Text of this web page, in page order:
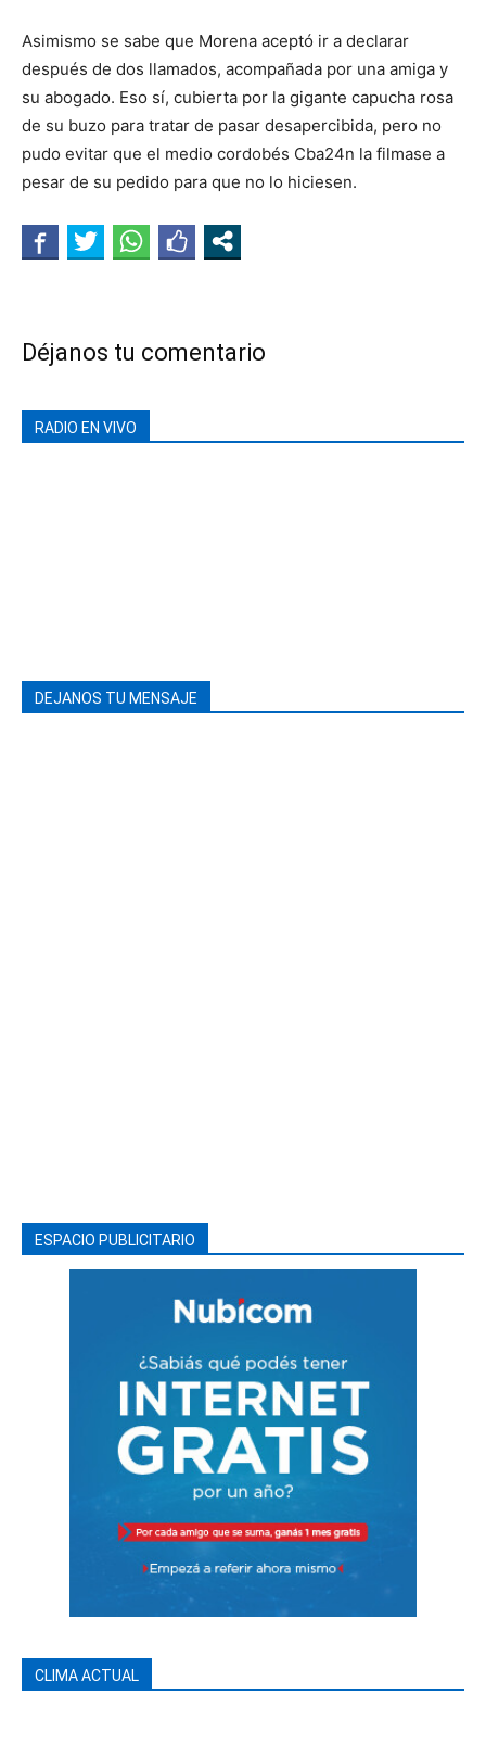
Asimismo se sabe que Morena aceptó ir a declarar
después de dos llamados, acompañada por una amiga y
su abogado. Eso sí, cubierta por la gigante capucha rosa
de su buzo para tratar de pasar desapercibida, pero no
pudo evitar que el medio cordobés Cba24n la filmase a
pesar de su pedido para que no lo hiciesen.
Déjanos tu comentario
RADIO EN VIVO
DEJANOS TU MENSAJE
ESPACIO PUBLICITARIO
CLIMA ACTUAL